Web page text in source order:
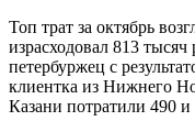
Топ трат за октябрь
израсходовал 813
петербуржец с
клиентка из Нижнего
Казани потратили 490